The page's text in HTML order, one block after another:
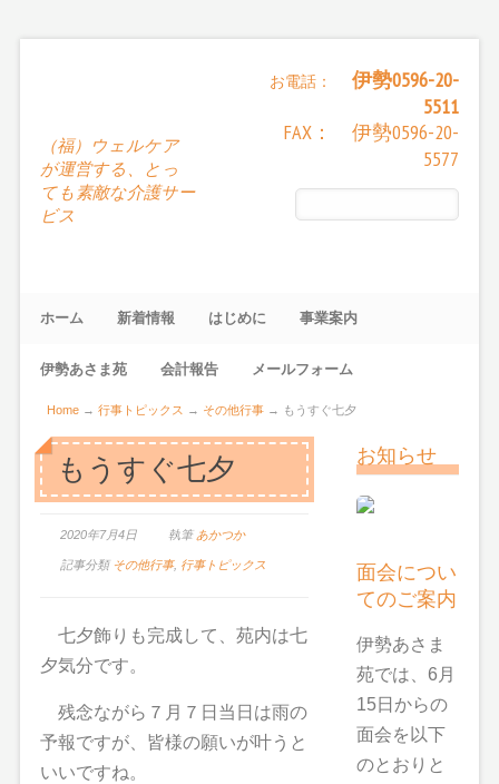
（福）ウェルケア
が運営する、とっ
ても素敵な介護サー
ビス
お電話：
伊勢0596-20-
5511
FAX： 伊勢0596-20-
5577
ホーム 新着情報 はじめに 事業案内
伊勢あさま苑 会計報告 メールフォーム
Home →行事トピックス → その他行事 → もうすぐ七夕
もうすぐ七夕
2020年7月4日 執筆 あかつか
記事分類 その他行事, 行事トピックス
七夕飾りも完成して、苑内は七
夕気分です。
残念ながら７月７日当日は雨の
予報ですが、皆様の願いが叶うと
いいですね。
お知らせ
面会につい
てのご案内
伊勢あさま
苑では、6月
15日からの
面会を以下
のとおりと